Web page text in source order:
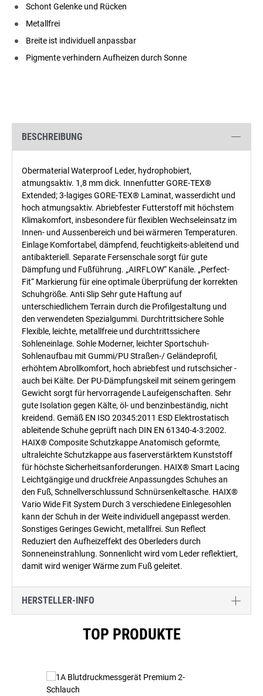
Schont Gelenke und Rücken
Metallfrei
Breite ist individuell anpassbar
Pigmente verhindern Aufheizen durch Sonne
BESCHREIBUNG
Obermaterial Waterproof Leder, hydrophobiert,
atmungsaktiv. 1,8 mm dick. Innenfutter GORE-TEX®
Extended; 3-lagiges GORE-TEX® Laminat, wasserdicht und
hoch atmungsaktiv. Abriebfester Futterstoff mit höchstem
Klimakomfort, insbesondere für flexiblen Wechseleinsatz im
Innen- und Aussenbereich und bei wärmeren Temperaturen.
Einlage Komfortabel, dämpfend, feuchtigkeits-ableitend und
antibakteriell. Separate Fersenschale sorgt für gute
Dämpfung und Fußführung. „AIRFLOW“ Kanäle. „Perfect-
Fit“ Markierung für eine optimale Überprüfung der korrekten
Schuhgröße. Anti Slip Sehr gute Haftung auf
unterschiedlichem Terrain durch die Profilgestaltung und
den verwendeten Spezialgummi. Durchtrittsichere Sohle
Flexible, leichte, metallfreie und durchtrittssichere
Sohleneinlage. Sohle Moderner, leichter Sportschuh-
Sohlenaufbau mit Gummi/PU Straßen-/ Geländeprofil,
erhöhtem Abrollkomfort, hoch abriebfest und rutschsicher -
auch bei Kälte. Der PU-Dämpfungskeil mit seinem geringem
Gewicht sorgt für hervorragende Laufeigenschaften. Sehr
gute Isolation gegen Kälte, öl- und benzinbeständig, nicht
kreidend. Gemäß EN ISO 20345:2011 ESD Elektrostatisch
ableitende Schuhe geprüft nach DIN EN 61340-4-3:2002.
HAIX® Composite Schutzkappe Anatomisch geformte,
ultraleichte Schutzkappe aus faserverstärktem Kunststoff
für höchste Sicherheits­anforderungen. HAIX® Smart Lacing
Leichtgängige und druckfreie Anpassungdes Schuhes an
den Fuß, Schnellverschlussund Schnürsenkeltasche. HAIX®
Vario Wide Fit System Durch 3 verschiedene Einlegesohlen
kann der Schuh in der Weite individuell angepasst werden.
Sonstiges Geringes Gewicht, metallfrei. Sun Reflect
Reduziert den Aufheizeffekt des Oberleders durch
Sonneneinstrahlung. Sonnenlicht wird vom Leder reflektiert,
damit wird weniger Wärme zum Fuß geleitet.
HERSTELLER-INFO
TOP PRODUKTE